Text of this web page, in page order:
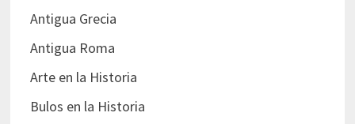
Antigua Grecia
Antigua Roma
Arte en la Historia
Bulos en la Historia